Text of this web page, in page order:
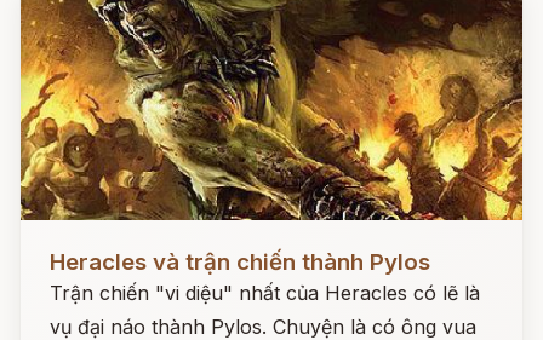
Heracles và trận chiến thành Pylos
Trận chiến "vi diệu" nhất của Heracles có lẽ là
vụ đại náo thành Pylos. Chuyện là có ông vua